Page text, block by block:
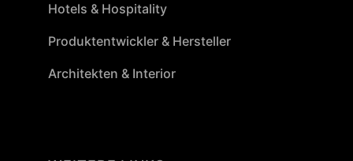
Hotels & Hospitality
Produktentwickler & Hersteller
Architekten & Interior